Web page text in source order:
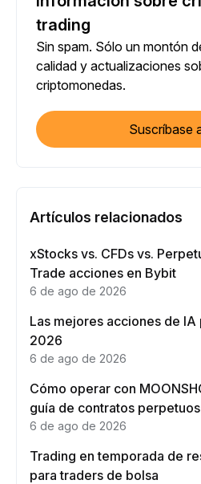
trading
Sin spam. Sólo un montón
calidad y actualizaciones
criptomonedas.
Suscríbase
Artículos relacionados
xStocks vs. CFDs vs.
Trade acciones en Bybit
6 de ago de 2026
Las mejores acciones de
2026
6 de ago de 2026
Cómo operar con
guía de contratos
Moonshot AI
6 de ago de 2026
Trading en temporada de
para traders de bolsa